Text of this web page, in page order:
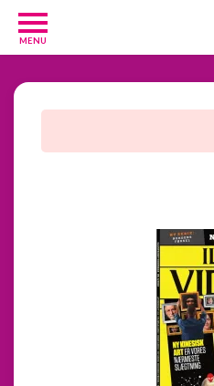
MENU
Kosttilskud
Underholdning